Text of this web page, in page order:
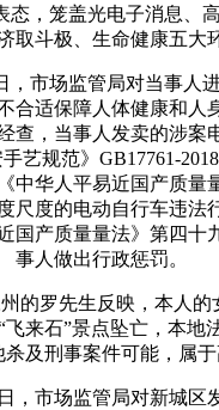
态，笼盖光电子消息、
取斗极、生命健康五大
市场监管局对当事人
合适保障人体健康和人
查，当事人发卖的涉案
艺规范》GB17761-
中华人平易近国产质量
尺度的电动自行车违法
国产质量量法》第四十
事人做出行政惩罚。
罗先生反映，本人的
飞来石”景点坠亡，本地
及刑事案件可能，属于
市场监管局对新城区